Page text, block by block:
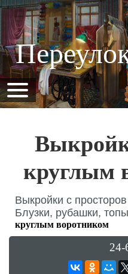
круглым
Выкройки с просторов
Блузки, рубашки, топы
круглым воротником
24-